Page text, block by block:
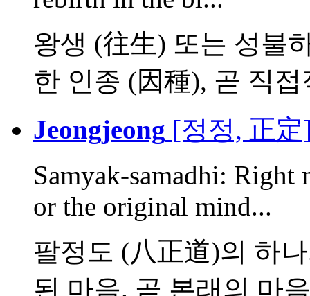
왕생 (往生) 또는 성불
한 인종 (因種), 곧 직접
Jeongjeong [정정, 正定
Samyak-samadhi: Right
or the original mind...
팔정도 (八正道)의 하
된 마음. 곧 본래의 마